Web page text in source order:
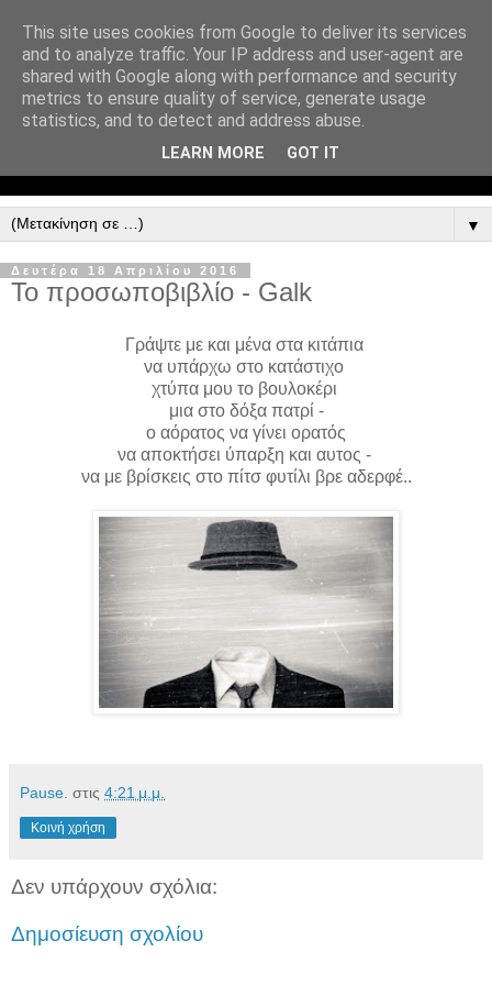
▼
Δευτέρα 18 Απριλίου 2016
Το προσωποβιβλίο - Galk
Γράψτε με και μένα στα κιτάπια
να υπάρχω στο κατάστιχο
χτύπα μου το βουλοκέρι
μια στο δόξα πατρί -
o αόρατος να γίνει ορατός
να αποκτήσει ύπαρξη και αυτος -
να με βρίσκεις στο πίτσ φυτίλι βρε αδερφέ..
Pause. στις 4:21 μ.μ.
Κοινή χρήση
Δεν υπάρχουν σχόλια:
Δημοσίευση σχολίου
This site uses cookies from Google to deliver its services
and to analyze traffic. Your IP address and user-agent are
shared with Google along with performance and security
metrics to ensure quality of service, generate usage
statistics, and to detect and address abuse.
LEARN MORE GOT IT